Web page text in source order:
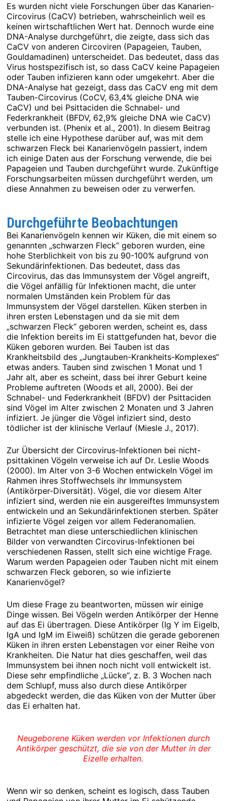
Es wurden nicht viele Forschungen über das Kanarien-
Circovirus (CaCV) betrieben, wahrscheinlich weil es
keinen wirtschaftlichen Wert hat. Dennoch wurde eine
DNA-Analyse durchgeführt, die zeigte, dass sich das
CaCV von anderen Circoviren (Papageien, Tauben,
Gouldamadinen) unterscheidet. Das bedeutet, dass das
Virus hostspezifisch ist, so dass CaCV keine Papageien
oder Tauben infizieren kann oder umgekehrt. Aber die
DNA-Analyse hat gezeigt, dass das CaCV eng mit dem
Tauben-Circovirus (CoCV, 63,4% gleiche DNA wie
CaCV) und bei Psittaciden die Schnabel- und
Federkrankheit (BFDV, 62,9% gleiche DNA wie CaCV)
verbunden ist. (Phenix et al., 2001). In diesem Beitrag
stelle ich eine Hypothese darüber auf, was mit dem
schwarzen Fleck bei Kanarienvögeln passiert, indem
ich einige Daten aus der Forschung verwende, die bei
Papageien und Tauben durchgeführt wurde. Zukünftige
Forschungsarbeiten müssen durchgeführt werden, um
diese Annahmen zu beweisen oder zu verwerfen.
Durchgeführte Beobachtungen
Bei Kanarienvögeln kennen wir Küken, die mit einem so
genannten „schwarzen Fleck“ geboren wurden, eine
hohe Sterblichkeit von bis zu 90-100% aufgrund von
Sekundärinfektionen. Das bedeutet, dass das
Circovirus, das das Immunsystem der Vögel angreift,
die Vögel anfällig für Infektionen macht, die unter
normalen Umständen kein Problem für das
Immunsystem der Vögel darstellen. Küken sterben in
ihren ersten Lebenstagen und da sie mit dem
„schwarzen Fleck“ geboren werden, scheint es, dass
die Infektion bereits im Ei stattgefunden hat, bevor die
Küken geboren wurden. Bei Tauben ist das
Krankheitsbild des „Jungtauben-Krankheits-Komplexes“
etwas anders. Tauben sind zwischen 1 Monat und 1
Jahr alt, aber es scheint, dass bei ihrer Geburt keine
Probleme auftreten (Woods et all, 2000). Bei der
Schnabel- und Federkrankheit (BFDV) der Psittaciden
sind Vögel im Alter zwischen 2 Monaten und 3 Jahren
infiziert. Je jünger die Vögel infiziert sind, desto
tödlicher ist der klinische Verlauf (Miesle J., 2017).
Zur Übersicht der Circovirus-Infektionen bei nicht-
psittakinen Vögeln verweise ich auf Dr. Leslie Woods
(2000). Im Alter von 3-6 Wochen entwickeln Vögel im
Rahmen ihres Stoffwechsels ihr Immunsystem
(Antikörper-Diversität). Vögel, die vor diesem Alter
infiziert sind, werden nie ein ausgereiftes Immunsystem
entwickeln und an Sekundärinfektionen sterben. Später
infizierte Vögel zeigen vor allem Federanomalien.
Betrachtet man diese unterschiedlichen klinischen
Bilder von verwandten Circovirus-Infektionen bei
verschiedenen Rassen, stellt sich eine wichtige Frage.
Warum werden Papageien oder Tauben nicht mit einem
schwarzen Fleck geboren, so wie infizierte
Kanarienvögel?
Um diese Frage zu beantworten, müssen wir einige
Dinge wissen. Bei Vögeln werden Antikörper der Henne
auf das Ei übertragen. Diese Antikörper (Ig Y im Eigelb,
IgA und IgM im Eiweiß) schützen die gerade geborenen
Küken in ihren ersten Lebenstagen vor einer Reihe von
Krankheiten. Die Natur hat dies geschaffen, weil das
Immunsystem bei ihnen noch nicht voll entwickelt ist.
Diese sehr empfindliche „Lücke“, z. B. 3 Wochen nach
dem Schlupf, muss also durch diese Antikörper
abgedeckt werden, die das Küken von der Mutter über
das Ei erhalten hat.
Neugeborene Küken werden vor Infektionen durch
Antikörper geschützt, die sie von der Mutter in der
Eizelle erhalten.
Wenn wir so denken, scheint es logisch, dass Tauben